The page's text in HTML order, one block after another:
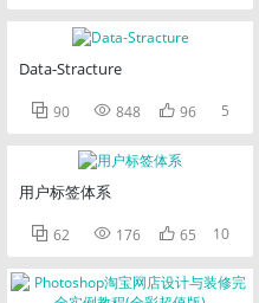
Data-Stracture
 90  848  96 5
用户标签体系
 62  176  65 10